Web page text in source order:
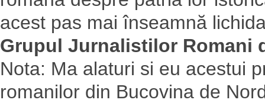
acest pas mai înseamnă
Grupul Jurnalistilor Romani
Nota: Ma alaturi si eu acestui
romanilor din Bucovina de